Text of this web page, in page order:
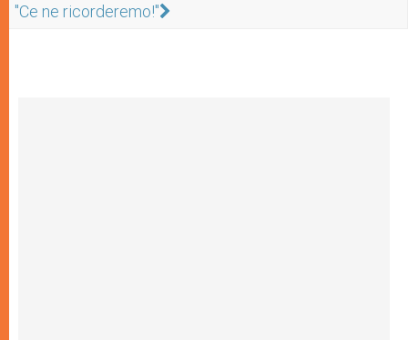
"Ce ne ricorderemo!"